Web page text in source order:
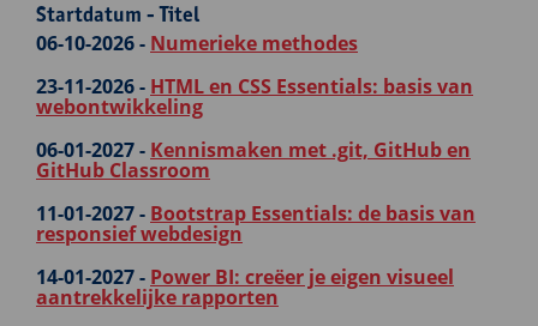
Startdatum - Titel
06-10-2026 - Numerieke methodes
23-11-2026 - HTML en CSS Essentials: basis van
webontwikkeling
06-01-2027 - Kennismaken met .git, GitHub en
GitHub Classroom
11-01-2027 - Bootstrap Essentials: de basis van
responsief webdesign
14-01-2027 - Power BI: creëer je eigen visueel
aantrekkelijke rapporten